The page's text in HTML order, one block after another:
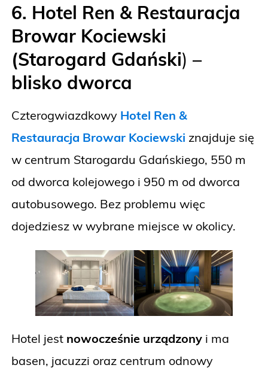
6. Hotel Ren & Restauracja
Browar Kociewski
(Starogard Gdański) –
blisko dworca
Czterogwiazdkowy Hotel Ren &
Restauracja Browar Kociewski znajduje się
w centrum Starogardu Gdańskiego, 550 m
od dworca kolejowego i 950 m od dworca
autobusowego. Bez problemu więc
dojedziesz w wybrane miejsce w okolicy.
Hotel jest nowocześnie urządzony i ma
basen, jacuzzi oraz centrum odnowy